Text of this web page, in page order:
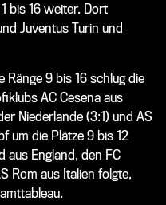
bis 16 weiter. Dort
Juventus Turin und
Ränge 9 bis 16 schlug die
AC Cesena aus
Niederlande (3:1) und AS
um die Plätze 9 bis 12
aus England, den FC
Rom aus Italien folgte,